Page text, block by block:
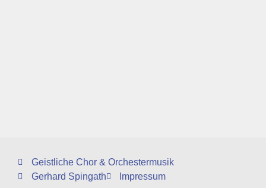
Geistliche Chor & Orchestermusik
Gerhard Spingath
Impressum